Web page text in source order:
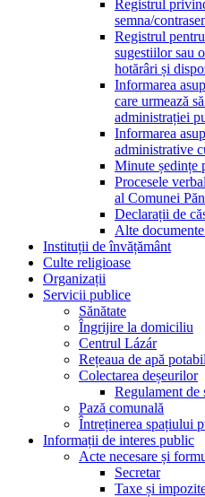
Registrul
semna/
Registrul
sugestiilor sau
hotărâri și
Informarea
care urmează
administrației
Informarea
administrative
Minute ședințe
Procesele
al Comunei
Declarații de
Alte
Instituții de învățământ
Culte religioase
Organizații
Servicii publice
Sănătate
Îngrijire la domiciliu
Centrul Lázár
Rețeaua de apă
Colectarea deșeurilor
Regulament de
Pază comunală
Întreținerea spațiului
Informații de interes public
Acte necesare și
Secretar
Taxe și